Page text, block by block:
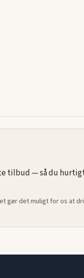
tilbud — så du
gør det muligt for os at